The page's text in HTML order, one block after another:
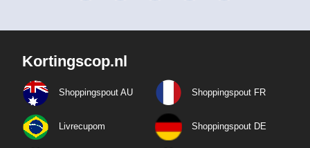
Kortingscop.nl
Shoppingspout AU Shoppingspout FR
Livrecupom Shoppingspout DE